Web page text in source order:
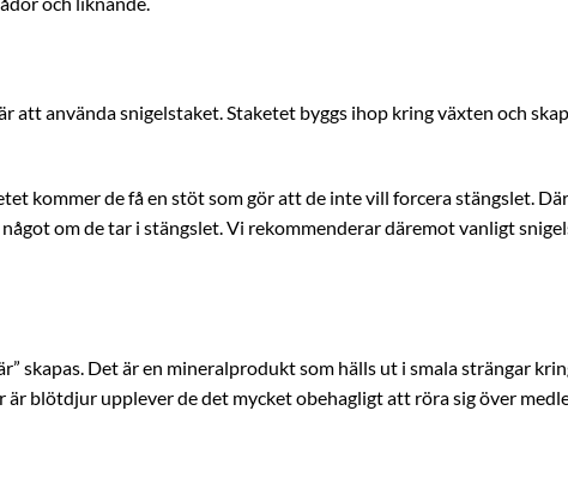
att använda snigelstaket. Staketet byggs ihop kring växten och
kommer de få en stöt som gör att de inte vill forcera stängslet.
om de tar i stängslet. Vi rekommenderar däremot vanligt
skapas. Det är en mineralprodukt som hälls ut i smala strängar
blötdjur upplever de det mycket obehagligt att röra sig över